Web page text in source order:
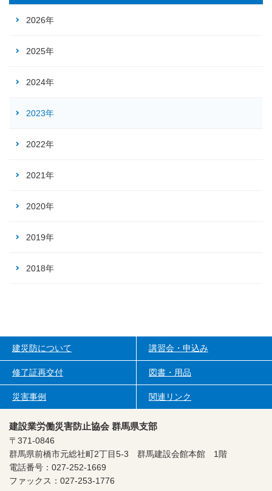
2026年
2025年
2024年
2023年
2022年
2021年
2020年
2019年
2018年
建災防について 講習会・申込み
修了証再交付 図書・用品
災害事例 関連リンク
建設業労働災害防止協会 群馬県支部
〒371-0846
群馬県前橋市元総社町2丁目5-3 群馬建設会館本館 1階
電話番号：027-252-1669
ファックス：027-253-1776